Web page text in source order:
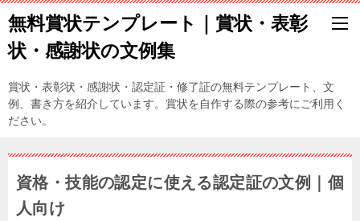
無料賞状テンプレート｜賞状・表彰
状・感謝状の文例集
賞状・表彰状・感謝状・認定証・修了証の無料テンプレート、文
例、書き方を紹介しています。賞状を自作する際の参考にご利用く
ださい。
資格・技能の認定に使える認定証の文例｜個
人向け